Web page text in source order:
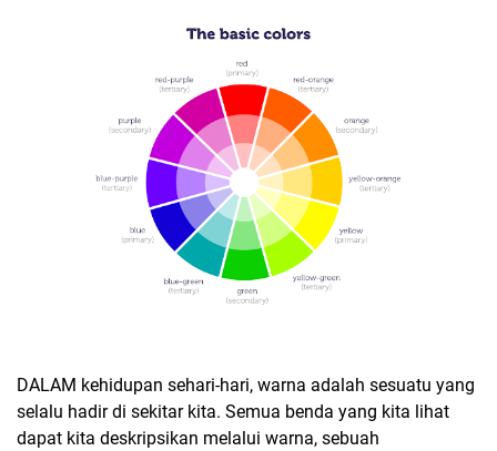
DALAM kehidupan sehari-hari, warna adalah sesuatu yang
selalu hadir di sekitar kita. Semua benda yang kita lihat
dapat kita deskripsikan melalui warna, sebuah